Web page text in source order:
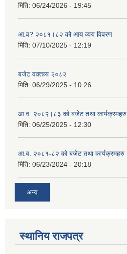
मिति: 06/24/2026 - 19:45
आ.व? २०८१।८२ को आय व्यय विवरण
मिति: 07/10/2025 - 12:19
बजेट वक्तव्य २०८२
मिति: 06/29/2025 - 10:26
आ.व. २०८२।८३ को बजेट तथा कार्यक्रमहरु
मिति: 06/25/2025 - 12:30
आ.व. २०८१-८२ को बजेट तथा कार्यक्रमहरु
मिति: 06/23/2024 - 20:18
अन्य
स्थानिय राजपत्र